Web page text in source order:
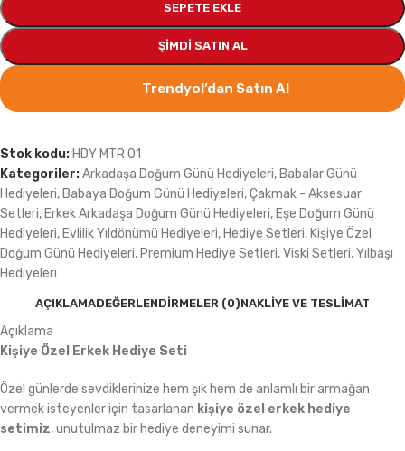
SEPETE EKLE
ŞIMDI SATIN AL
Trendyol’dan Satın Al
Stok kodu: HDY MTR 01
Kategoriler:Arkadaşa Doğum Günü Hediyeleri, Babalar Günü
Hediyeleri, Babaya Doğum Günü Hediyeleri,Çakmak - Aksesuar
Setleri, Erkek Arkadaşa Doğum Günü Hediyeleri, Eşe Doğum Günü
Hediyeleri, Evlilik Yıldönümü Hediyeleri, Hediye Setleri, Kişiye Özel
Doğum Günü Hediyeleri, Premium Hediye Setleri,Viski Setleri,Yılbaşı
Hediyeleri
AÇIKLAMADEĞERLENDIRMELER (0)NAKLIYE VE TESLIMAT
Açıklama
Kişiye Özel Erkek Hediye Seti
Özel günlerde sevdiklerinize hem şık hem de anlamlı bir armağan
vermek isteyenler için tasarlanan kişiye özel erkek hediye
setimiz, unutulmaz bir hediye deneyimi sunar.